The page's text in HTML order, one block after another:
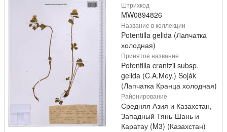
Штрихкод
MW0894826
Название в коллекции
Potentilla gelida (Лапчатка
холодная)
Принятое название
Potentilla crantzii subsp.
gelida (C.A.Mey.) Soják
(Лапчатка Кранца холодная)
Районирование
Средняя Азия и Казахстан,
Западный Тянь-Шань и
Каратау (M3) (Казахстан)